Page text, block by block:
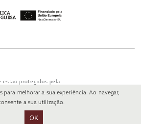
estão protegidos pela
4.0 International.
para melhorar a sua experiência. Ao navegar,
a sua utilização.
OK